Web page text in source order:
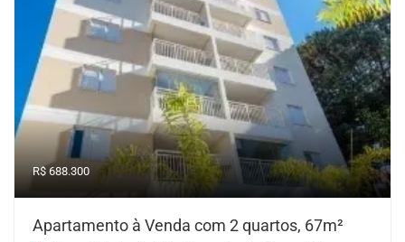
R$ 688.300
Apartamento à Venda com 2 quartos, 67m²